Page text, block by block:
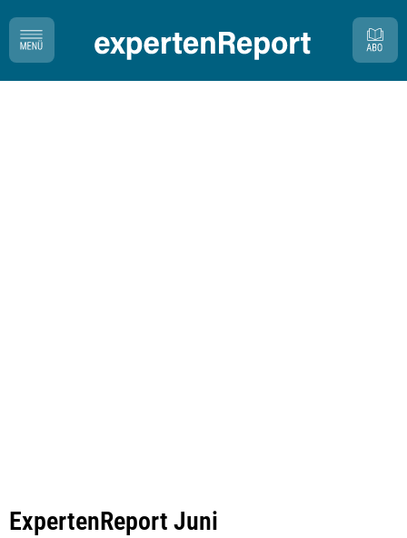
ExpertenReport Juni